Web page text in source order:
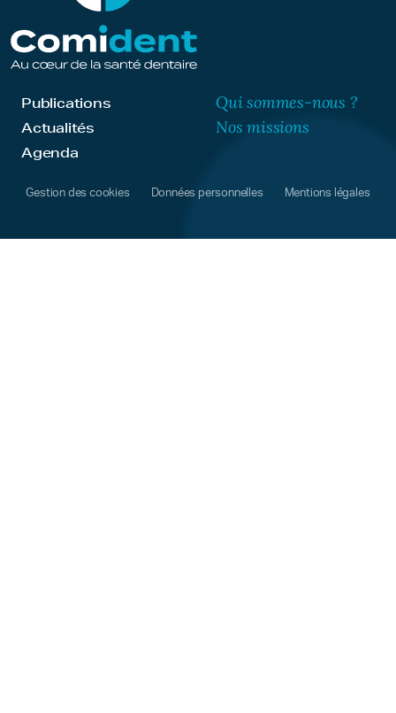
Publications
Actualités
Agenda
Qui sommes-nous ?
Nos missions
Gestion des cookies Données personnelles Mentions légales